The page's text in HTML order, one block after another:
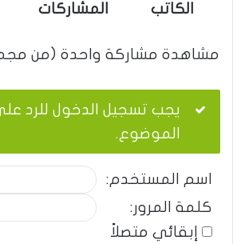
الكاتب المشاركات
مشاهدة مشاركة واحدة (من
يجب تسجيل الدخول للرد
الموضوع.
اسم المستخدم:
كلمة المرور:
إبقائي متصلاً